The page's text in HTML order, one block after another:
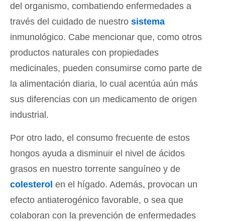
del organismo, combatiendo enfermedades a
través del cuidado de nuestro sistema
inmunológico. Cabe mencionar que, como otros
productos naturales con propiedades
medicinales, pueden consumirse como parte de
la alimentación diaria, lo cual acentúa aún más
sus diferencias con un medicamento de origen
industrial.
Por otro lado, el consumo frecuente de estos
hongos ayuda a disminuir el nivel de ácidos
grasos en nuestro torrente sanguíneo y de
colesterol en el hígado. Además, provocan un
efecto antiaterogénico favorable, o sea que
colaboran con la prevención de enfermedades